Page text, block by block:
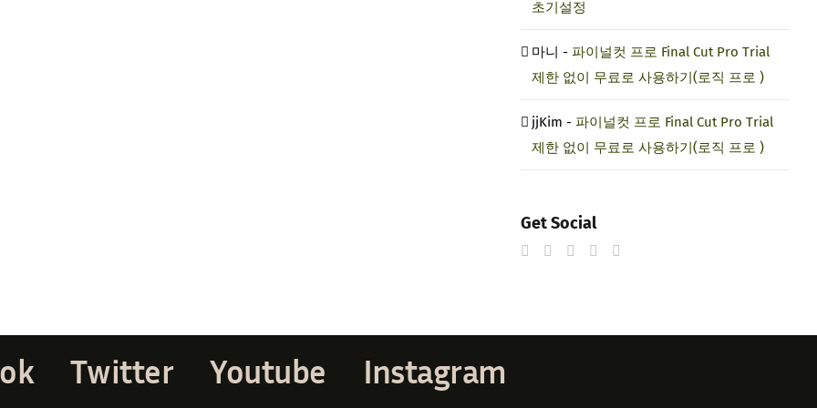
초기설정
마니 - 파이널컷 프로 Final Cut Pro Trial
제한 없이 무료로 사용하기(로직 프로 )
jjKim - 파이널컷 프로 Final Cut Pro Trial
제한 없이 무료로 사용하기(로직 프로 )
Get Social
Twitter Youtube Instagram